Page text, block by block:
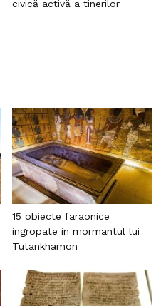
civică activă a tinerilor
15 obiecte faraonice
ingropate in mormantul lui
Tutankhamon